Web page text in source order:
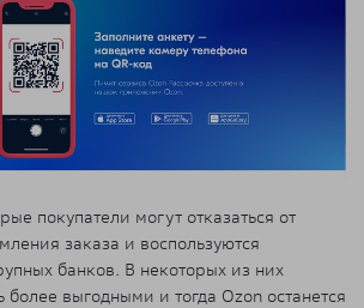
покупатели могут отказаться от
заказа и воспользуются
банков. В некоторых из них
более выгодными и тогда Ozon останется